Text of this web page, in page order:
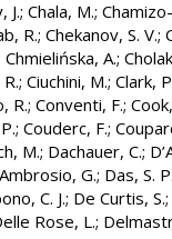
J.; Chala, M.;
R.; Chekanov, S. V.;
Chmielińska, A.;
; Ciuchini, M.; Clark,
R.; Conventi, F.;
; Couderc, F.;
M.; Dachauer, C.;
G.; Das, S.
C. J.; De Curtis, S.;
Rose, L.;